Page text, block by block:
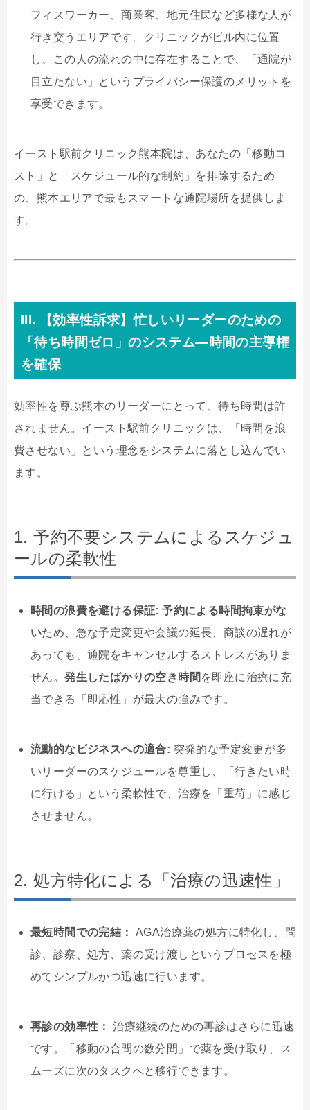
フィスワーカー、商業客、地元住民など多様な人が
行き交うエリアです。クリニックがビル内に位置
し、この人の流れの中に存在することで、「通院が
目立たない」というプライバシー保護のメリットを
享受できます。
イースト駅前クリニック熊本院は、あなたの「移動コ
スト」と「スケジュール的な制約」を排除するため
の、熊本エリアで最もスマートな通院場所を提供しま
す。
III. 【効率性訴求】忙しいリーダーのための
「待ち時間ゼロ」のシステム—時間の主導権
を確保
効率性を尊ぶ熊本のリーダーにとって、待ち時間は許
されません。イースト駅前クリニックは、「時間を浪
費させない」という理念をシステムに落とし込んでい
ます。
1. 予約不要システムによるスケジュ
ールの柔軟性
時間の浪費を避ける保証: 予約による時間拘束がな
いため、急な予定変更や会議の延長、商談の遅れが
あっても、通院をキャンセルするストレスがありま
せん。発生したばかりの空き時間 を即座に治療に充
当できる「即応性」が最大の強みです。
流動的なビジネスへの適合: 突発的な予定変更が多
いリーダーのスケジュールを尊重し、「行きたい時
に行ける」という柔軟性で、治療を「重荷」に感じ
させません。
2. 処方特化による「治療の迅速性」
最短時間での完結：
AGA治療薬の処方に特化し、問
診、診察、処方、薬の受け渡しというプロセスを極
めてシンプルかつ迅速に行います。
再診の効率性：
治療継続のための再診はさらに迅速
です。「移動の合間の数分間」で薬を受け取り、ス
ムーズに次のタスクへと移行できます。